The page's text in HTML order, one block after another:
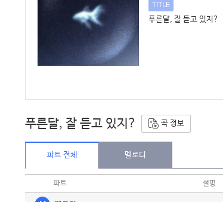
TITLE
푸른달, 잘 듣고 있지?
푸른달, 잘 듣고 있지? 곡 정보
파트 전체 멜로디
파트 설명